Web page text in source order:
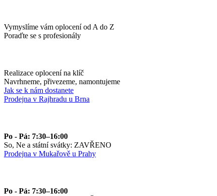
Vymyslíme vám oplocení od A do Z
Poraďte se s profesionály
Realizace oplocení na klíč
Navrhneme, přivezeme, namontujeme
Jak se k nám dostanete
Prodejna v Rajhradu u Brna
Po - Pá: 7:30–16:00
So, Ne a státní svátky: ZAVŘENO
Prodejna v Mukařově u Prahy
Po - Pá: 7:30–16:00